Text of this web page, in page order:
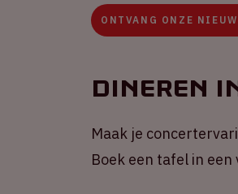
ONTVANG ONZE
Dineren
Maak je
Boek een tafel in